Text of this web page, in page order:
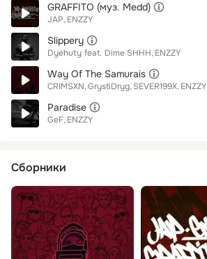
GRAFFITO (муз. Medd)
JAP ENZZY
Slippery
Dyehuty feat. Dime SHHH ENZZY
Way Of The Samurais
CRIMSXN GrystiDryg SEVER199X ENZZY
Paradise
GeF ENZZY
Сборники